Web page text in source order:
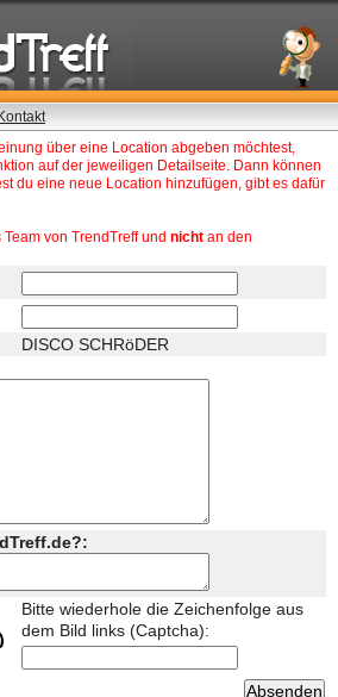
Kontakt
über eine Location abgeben möchtest,
auf der jeweiligen Detailseite. Dann können
du eine neue Location hinzufügen, gibt es dafür
von TrendTreff und nicht an den
DISCO SCHRöDER
Bitte wiederhole die Zeichenfolge aus
dem Bild links (Captcha):